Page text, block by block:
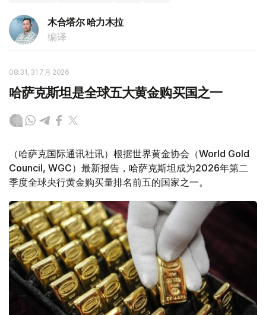
木合塔尔 哈力木拉
编译
08:31, 31 7月 2026
哈萨克斯坦是全球五大黄金购买国之一
（哈萨克国际通讯社讯）根据世界黄金协会（World Gold
Council, WGC）最新报告，哈萨克斯坦成为2026年第二
季度全球央行黄金购买量排名前五的国家之一。